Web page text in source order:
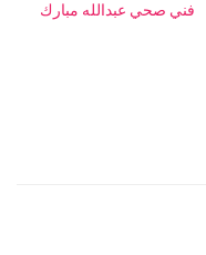
فني صحي عبدالله مبارك